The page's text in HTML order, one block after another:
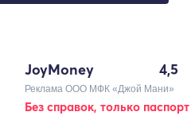
JoyMoney 4,5
Реклама ООО МФК «Джой Мани»
Без справок, только паспорт